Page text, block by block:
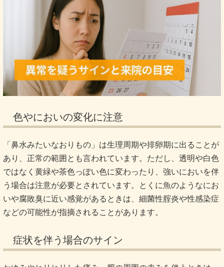
色やにおいの変化に注意
「鼻水みたいなおりもの」は生理周期や排卵期に出ることが
あり、正常の範囲とも言われています。ただし、透明や白色
ではなく黄緑や茶色っぽい色に変わったり、強いにおいを伴
う場合は注意が必要とされています。とくに魚のようなにお
いや腐敗臭に近い感覚があるときは、細菌性腟炎や性感染症
などの可能性が指摘されることがあります。
症状を伴う場合のサイン